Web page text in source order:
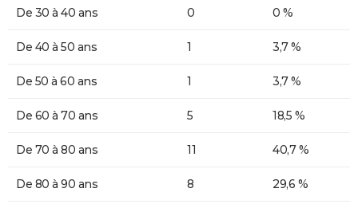
De 30 à 40 ans 0 0 %
De 40 à 50 ans 1 3,7 %
De 50 à 60 ans 1 3,7 %
De 60 à 70 ans 5 18,5 %
De 70 à 80 ans 11 40,7 %
De 80 à 90 ans 8 29,6 %